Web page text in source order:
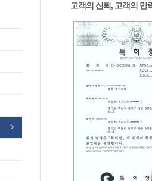
고객의 신뢰, 고객의 만